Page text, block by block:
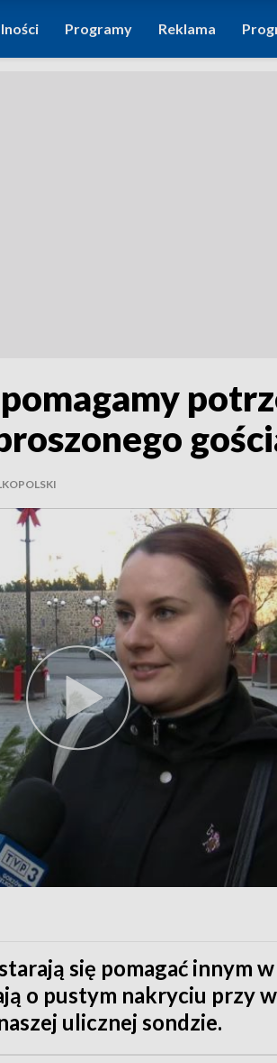
Programy Reklama
się pomagać innym
o pustym nakryciu przy
ulicznej sondzie.